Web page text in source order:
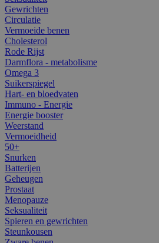
Gewrichten
Circulatie
Vermoeide benen
Cholesterol
Rode Rijst
Darmflora - metabolisme
Omega 3
Suikerspiegel
Hart- en bloedvaten
Immuno - Energie
Energie booster
Weerstand
Vermoeidheid
50+
Snurken
Batterijen
Geheugen
Prostaat
Menopauze
Seksualiteit
Spieren en gewrichten
Steunkousen